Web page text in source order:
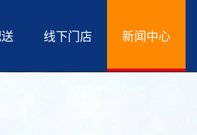
线下门店 新闻中心